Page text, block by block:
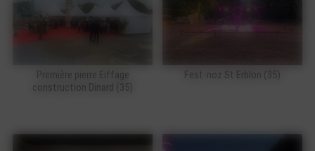
Première pierre Eiffage
construction Dinard (35)
Fest-noz St Erblon (35)